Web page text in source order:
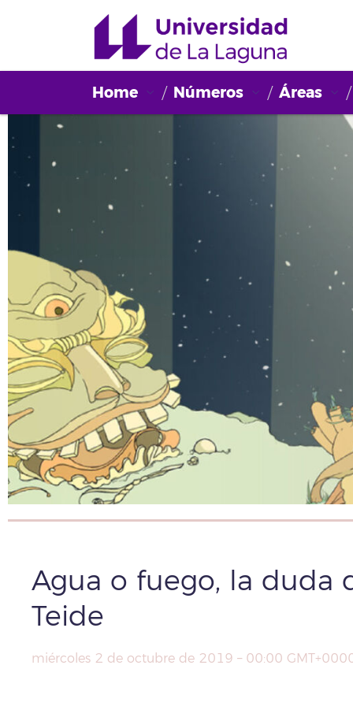
Home Números Áreas
Agua o fuego, la duda
Teide
miércoles 2 de octubre de 2019 – 00:00